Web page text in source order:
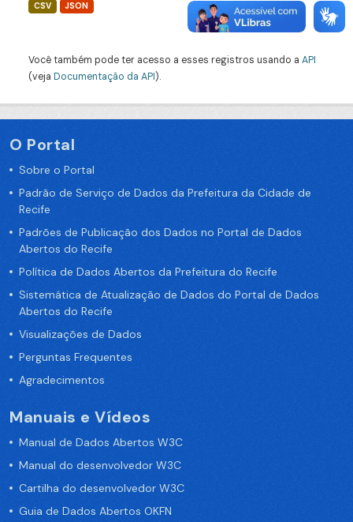
CSV JSON
Você também pode ter acesso a esses registros usando a API
(veja Documentação da API).
O Portal
Sobre o Portal
Padrão de Serviço de Dados da Prefeitura da Cidade de
Recife
Padrões de Publicação dos Dados no Portal de Dados
Abertos do Recife
Política de Dados Abertos da Prefeitura do Recife
Sistemática de Atualização de Dados do Portal de Dados
Abertos do Recife
Visualizações de Dados
Perguntas Frequentes
Agradecimentos
Manuais e Vídeos
Manual de Dados Abertos W3C
Manual do desenvolvedor W3C
Cartilha do desenvolvedor W3C
Guia de Dados Abertos OKFN